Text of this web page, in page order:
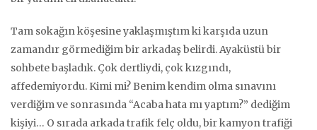
Tam sokağın köşesine yaklaşmıştım ki karşıda uzun
zamandır görmediğim bir arkadaş belirdi. Ayaküstü bir
sohbete başladık. Çok dertliydi, çok kızgındı,
affedemiyordu. Kimi mi? Benim kendim olma sınavını
verdiğim ve sonrasında “Acaba hata mı yaptım?” dediğim
kişiyi… O sırada arkada trafik felç oldu, bir kamyon trafiği